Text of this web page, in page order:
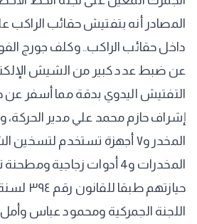
المصادر أنه بتفتيش حقائب
التفتيش اليدوي بدقة مما أسفر
اللجنة الجمركية ومحمود عباس